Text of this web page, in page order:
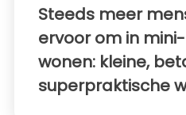
Steeds meer
ervoor om in
wonen: kleine,
superpraktische